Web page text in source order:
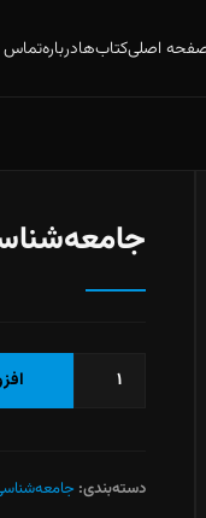
اصلیکتاب‌هادربارهتماس
جامعه‌شناسی
دسته‌بندی: